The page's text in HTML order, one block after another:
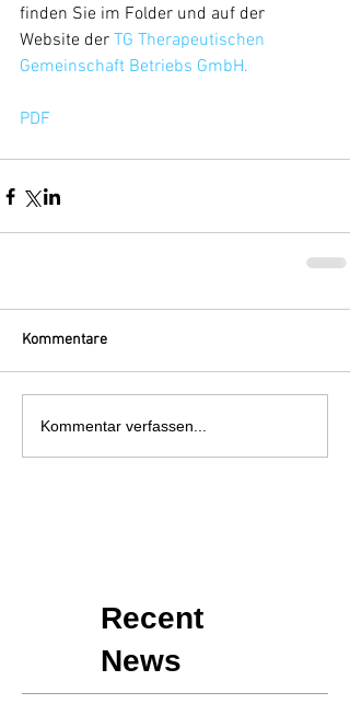
finden Sie im Folder und auf der
Website der TG Therapeutischen
Gemeinschaft Betriebs GmbH.
PDF
Kommentare
Kommentar verfassen...
Recent
News